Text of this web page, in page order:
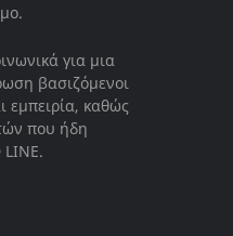
για μια
βασιζόμενοι
εμπειρία, καθώς
που ήδη
LINE.